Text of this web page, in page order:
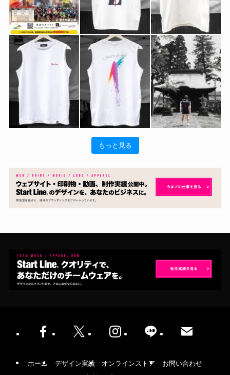
もっと見る
ホーム デザイン実績 オンラインストア
お問い合わせ